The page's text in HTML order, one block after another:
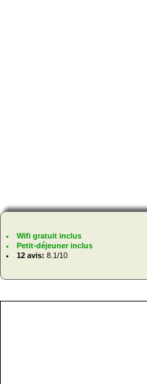
Wifi gratuit inclus
Petit-déjeuner inclus
12 avis: 8.1/10